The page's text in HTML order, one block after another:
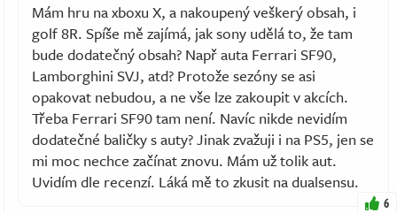
Mám hru na xboxu X, a nakoupený veškerý obsah, i
golf 8R. Spíše mě zajímá, jak sony udělá to, že tam
bude dodatečný obsah? Např auta Ferrari SF90,
Lamborghini SVJ, atd? Protože sezóny se asi
opakovat nebudou, a ne vše lze zakoupit v akcích.
Třeba Ferrari SF90 tam není. Navíc nikde nevidím
dodatečné baličky s auty? Jinak zvažuji i na PS5, jen se
mi moc nechce začínat znovu. Mám už tolik aut.
Uvidím dle recenzí. Láká mě to zkusit na dualsensu.
6